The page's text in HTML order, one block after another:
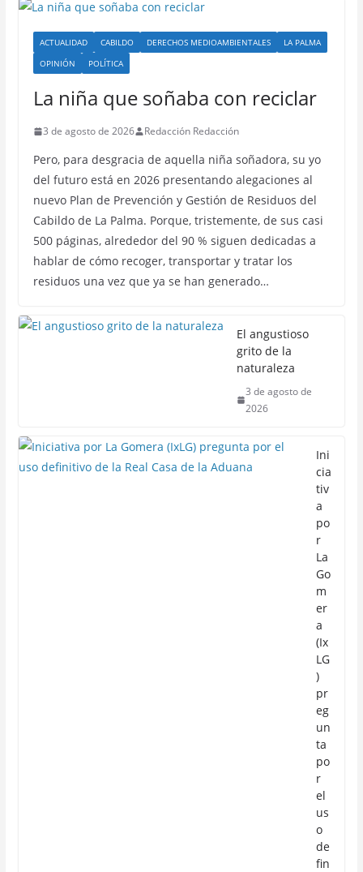
ACTUALIDAD CABILDO DERECHOS MEDIOAMBIENTALES
LA PALMA
OPINIÓN
POLÍTICA
La niña que soñaba con reciclar
3 de agosto de 2026 Redacción Redacción
Pero, para desgracia de aquella niña soñadora, su yo
del futuro está en 2026 presentando alegaciones al
nuevo Plan de Prevención y Gestión de Residuos del
Cabildo de La Palma. Porque, tristemente, de sus casi
500 páginas, alrededor del 90 % siguen dedicadas a
hablar de cómo recoger, transportar y tratar los
residuos una vez que ya se han generado…
El angustioso
grito de la
naturaleza
3 de agosto de
2026
Ini
cia
tiv
a
po
r
La
Go
m
er
a
(Ix
LG
)
pr
eg
un
ta
po
r
el
us
o
de
fin